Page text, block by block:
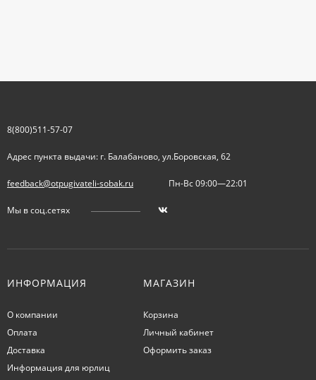
8(800)511-57-07
Адрес пункта выдачи: г. Балабаново, ул.Боровская, 62
feedback@otpugivateli-sobak.ru Пн-Вс 09:00—22:01
Мы в соц.сетях
ИНФОРМАЦИЯ
О компании
Оплата
Доставка
Информация для юрлиц
МАГАЗИН
Корзина
Личный кабинет
Оформить заказ